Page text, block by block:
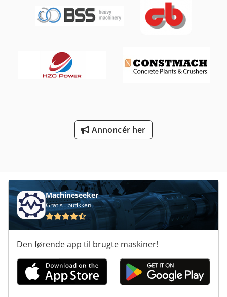
Annoncér her
Machineseeker
Gratis i butikken
Den førende app til brugte maskiner!